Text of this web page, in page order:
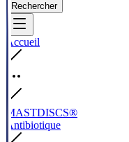
Rechercher
Accueil
MASTDISCS®
Antibiotique